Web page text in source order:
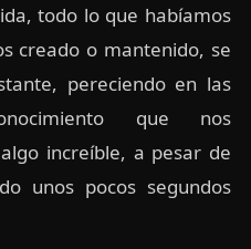
todo lo que habíamos
creado o mantenido, se
pereciendo en las
que nos
increíble, a pesar de
unos pocos segundos